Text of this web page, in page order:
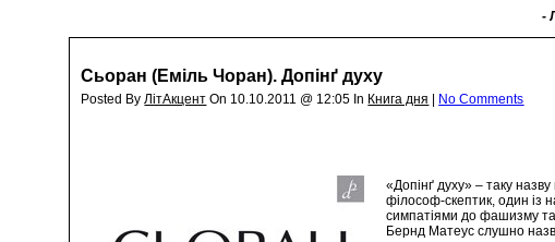
-
Сьоран (Еміль Чоран). Допінґ духу
Posted ByЛітАкцент On 10.10.2011 @ 12:05 In Книга дня No Comments
«Допінґ духу» – таку
філософ-скептик, один із
симпатіями до фашизму та
Бернд Матеус слушно